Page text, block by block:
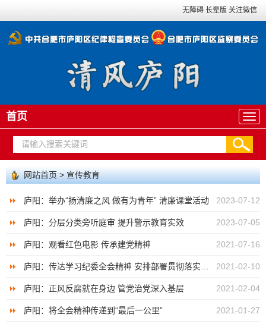
无障碍 长辈版 关注微信
首页
网站首页>宣传教育
庐阳：举办“扬清廉之风 做有为青年” 清廉课堂活动 2023-07-12
庐阳：分层分类旁听庭审 提升警示教育实效 2023-07-05
庐阳：观看红色电影 传承建党精神 2021-07-16
2021-02-10
庐阳：正风反腐就在身边 管党治党深入基层 2021-02-04
庐阳：将全会精神传递到“最后一公里” 2021-01-27